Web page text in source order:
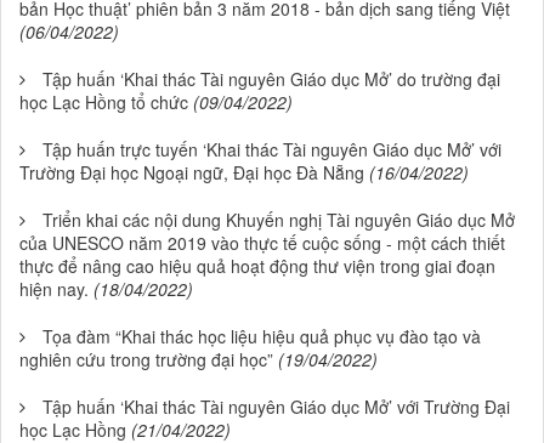
bản Học thuật’ phiên bản 3 năm 2018 - bản dịch sang tiếng Việt
(06/04/2022)
Tập huấn ‘Khai thác Tài nguyên Giáo dục Mở’ do trường đại
học Lạc Hồng tổ chức (09/04/2022)
Tập huấn trực tuyến ‘Khai thác Tài nguyên Giáo dục Mở’ với
Trường Đại học Ngoại ngữ, Đại học Đà Nẵng (16/04/2022)
Triển khai các nội dung Khuyến nghị Tài nguyên Giáo dục Mở
của UNESCO năm 2019 vào thực tế cuộc sống - một cách thiết
thực để nâng cao hiệu quả hoạt động thư viện trong giai đoạn
hiện nay. (18/04/2022)
Tọa đàm “Khai thác học liệu hiệu quả phục vụ đào tạo và
nghiên cứu trong trường đại học” (19/04/2022)
Tập huấn ‘Khai thác Tài nguyên Giáo dục Mở’ với Trường Đại
học Lạc Hồng (21/04/2022)